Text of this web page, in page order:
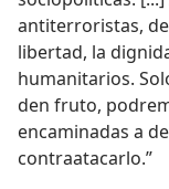
antiterroristas,
libertad, la
humanitarios.
den fruto,
encaminadas a
contraatacarlo.”